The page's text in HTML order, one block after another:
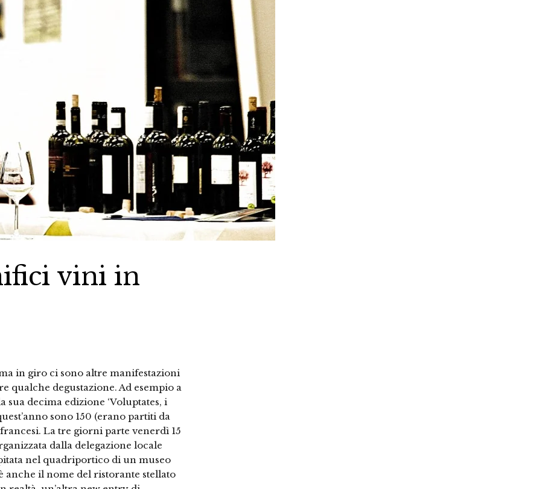
vini in
in giro ci sono altre manifestazioni
qualche degustazione. Ad esempio a
sua decima edizione ‘Voluptates, i
sono 150 (erano partiti da
La tre giorni parte venerdì 15
dalla delegazione locale
nel quadriportico di un museo
anche il nome del ristorante stellato